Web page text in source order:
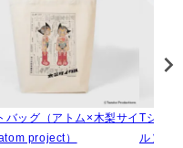
バッグ（アトム×木梨サイ
project）
Tシャ
ル）